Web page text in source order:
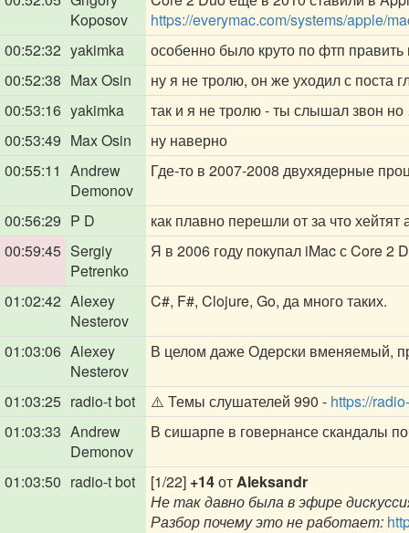
Koposov
https://everymac.com/systems/apple/
00:52:32 yakimka
особенно было круто по фтп
00:52:38 Max Osin
ну я не тролю, он же уходил с поста
00:53:16 yakimka
так и я не тролю - ты слышал звон
00:53:49 Max Osin
ну наверно
00:55:11 Andrew
Demonov
Где-то в 2007-2008 двухядерные
00:56:29 P D
как плавно перешли от за что хейтят
00:59:45 Sergiy
Petrenko
Я в 2006 году покупал iMac с Core 2
01:02:42 Alexey
Nesterov
C#, F#, Clojure, Go, да много таких.
01:03:06 Alexey
Nesterov
В целом даже Одерски вменяемый,
01:03:25 radio-t bot ⚠️ Темы слушателей 990 - https://
01:03:33 Andrew
Demonov
В сишарпе в говернансе скандалы
01:03:50 radio-t bot [1/22] +14отAleksandr
Не так давно была в эфире
Разбор почему это не работает: